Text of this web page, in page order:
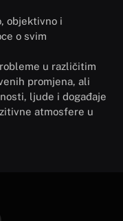
objektivno i
o svim
u različitim
promjena, ali
ljude i događaje
atmosfere u